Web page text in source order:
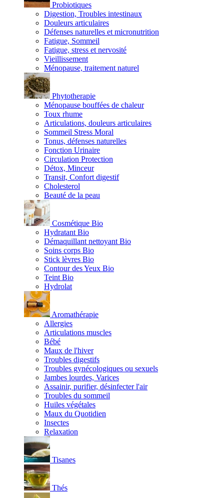
Probiotiques
Digestion, Troubles intestinaux
Douleurs articulaires
Défenses naturelles et micronutrition
Fatigue, Sommeil
Fatigue, stress et nervosité
Vieillissement
Ménopause, traitement naturel
Phytotherapie
Ménopause bouffées de chaleur
Toux rhume
Articulations, douleurs articulaires
Sommeil Stress Moral
Tonus, défenses naturelles
Fonction Urinaire
Circulation Protection
Détox, Minceur
Transit, Confort digestif
Cholesterol
Beauté de la peau
Cosmétique Bio
Hydratant Bio
Démaquillant nettoyant Bio
Soins corps Bio
Stick lèvres Bio
Contour des Yeux Bio
Teint Bio
Hydrolat
Aromathérapie
Allergies
Articulations muscles
Bébé
Maux de l'hiver
Troubles digestifs
Troubles gynécologiques ou sexuels
Jambes lourdes, Varices
Assainir, purifier, désinfecter l'air
Troubles du sommeil
Huiles végétales
Maux du Quotidien
Insectes
Relaxation
Tisanes
Thés